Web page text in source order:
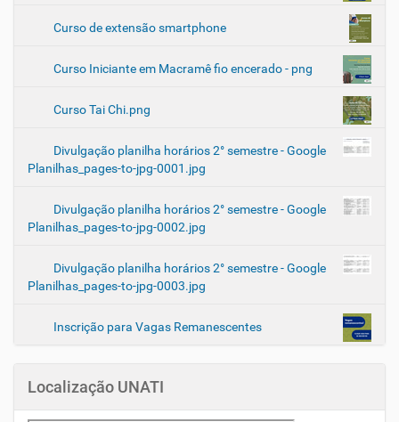
Curso de extensão smartphone
Curso Iniciante em Macramê fio encerado - png
Curso Tai Chi.png
Divulgação planilha horários 2° semestre - Google
Planilhas_pages-to-jpg-0001.jpg
Divulgação planilha horários 2° semestre - Google
Planilhas_pages-to-jpg-0002.jpg
Divulgação planilha horários 2° semestre - Google
Planilhas_pages-to-jpg-0003.jpg
Inscrição para Vagas Remanescentes
Localização UNATI